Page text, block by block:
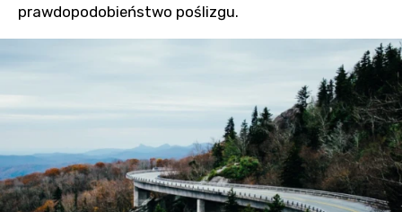
prawdopodobieństwo poślizgu.